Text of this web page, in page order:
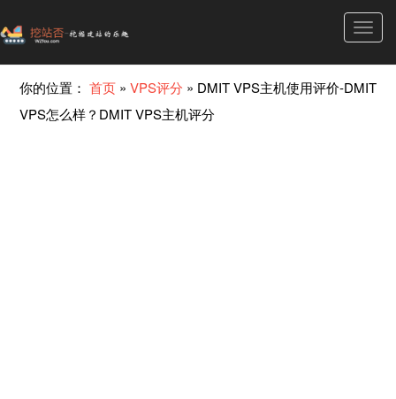
你的位置：首页 »VPS评分 » DMIT VPS主机使用评价-DMIT
VPS怎么样？DMIT VPS主机评分